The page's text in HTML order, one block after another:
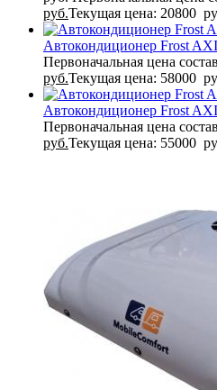
руб.Текущая цена: 20800
Автокондиционер Frost
Первоначальная цена
руб.Текущая цена: 58000
Автокондиционер Frost
Первоначальная цена
руб.Текущая цена: 55000